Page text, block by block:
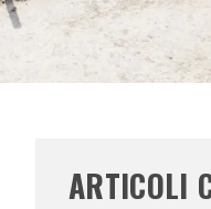
ARTICOLI